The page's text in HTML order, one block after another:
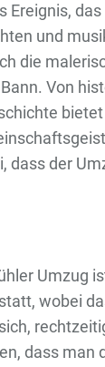
Ereignis,
und
die
Von
dass der
Umzug
wobei
dass man